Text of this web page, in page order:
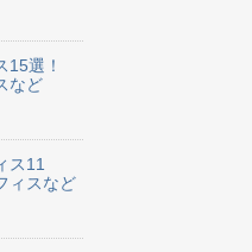
15選！
など
ス11
ィスなど